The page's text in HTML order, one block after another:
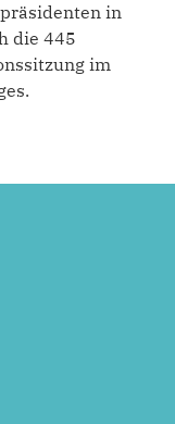
in
die 445
im